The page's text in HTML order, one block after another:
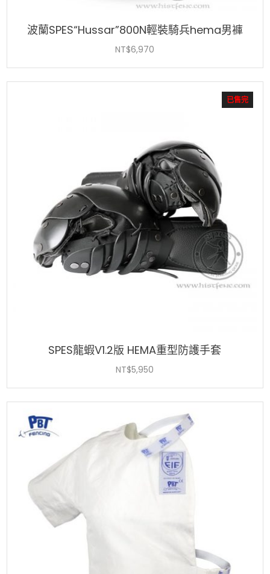
波蘭SPES“Hussar”800N輕裝騎兵hema男褲
NT$6,970
已售完
SPES龍蝦V1.2版 HEMA重型防護手套
NT$5,950